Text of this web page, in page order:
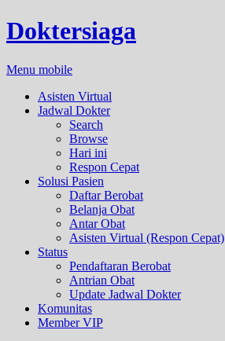
Doktersiaga
Menu mobile
Asisten Virtual
Jadwal Dokter
Search
Browse
Hari ini
Respon Cepat
Solusi Pasien
Daftar Berobat
Belanja Obat
Antar Obat
Asisten Virtual (Respon Cepat)
Status
Pendaftaran Berobat
Antrian Obat
Update Jadwal Dokter
Komunitas
Member VIP